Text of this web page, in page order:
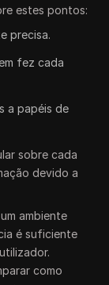
estes pontos:
precisa.
fez cada
a papéis de
sobre cada
devido a
ambiente
é suficiente
como